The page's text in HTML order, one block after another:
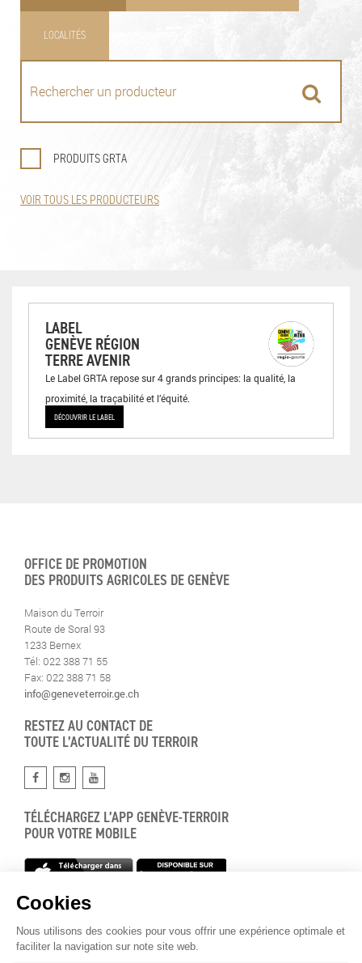
LOCALITÉS
PRODUITS GRTA
VOIR TOUS LES PRODUCTEURS
LABEL
GENÈVE RÉGION
TERRE AVENIR
Le Label GRTA repose sur 4 grands principes: la qualité, la
proximité, la traçabilité et l’équité.
DÉCOUVRIR LE LABEL
OFFICE DE PROMOTION
DES PRODUITS AGRICOLES DE GENÈVE
Maison du Terroir
Route de Soral 93
1233 Bernex
Tél: 022 388 71 55
Fax: 022 388 71 58
info@geneveterroir.ge.ch
RESTEZ AU CONTACT DE
TOUTE L’ACTUALITÉ DU TERROIR
TÉLÉCHARGEZ L’APP GENÈVE-TERROIR
POUR VOTRE MOBILE